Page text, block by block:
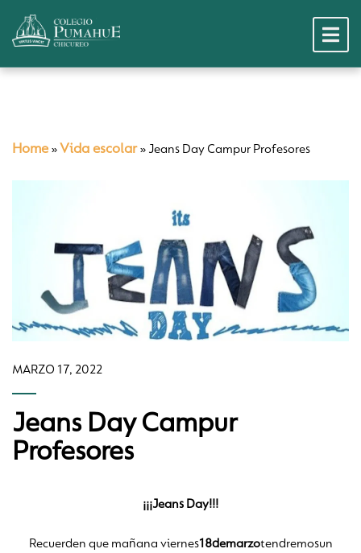
Home » Vida escolar» Jeans Day Campur Profesores
MARZO 17, 2022
Jeans Day Campur
Profesores
¡¡¡Jeans Day!!!
Recuerden que mañana viernes18demarzotendremosun